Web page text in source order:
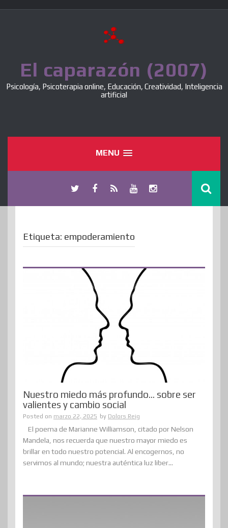
El caparazón (2007)
Psicología, Psicoterapia online, Educación, Creatividad, Inteligencia
artificial
MENU
Etiqueta: empoderamiento
Nuestro miedo más profundo… sobre ser
valientes y cambio social
Posted on marzo 22, 2025 by Dolors Reig
El poema de Marianne Williamson, citado por Nelson
Mandela, nos recuerda que nuestro mayor miedo es
brillar en todo nuestro potencial. Al encogernos, no
servimos al mundo; nuestra auténtica luz liber...